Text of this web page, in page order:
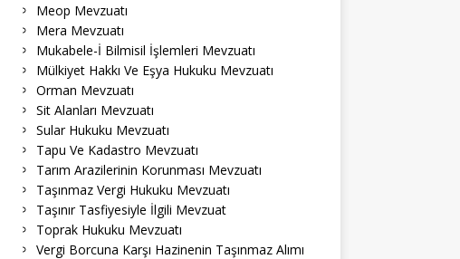
Meop Mevzuatı
Mera Mevzuatı
Mukabele-İ Bilmisil İşlemleri Mevzuatı
Mülkiyet Hakkı Ve Eşya Hukuku Mevzuatı
Orman Mevzuatı
Sit Alanları Mevzuatı
Sular Hukuku Mevzuatı
Tapu Ve Kadastro Mevzuatı
Tarım Arazilerinin Korunması Mevzuatı
Taşınmaz Vergi Hukuku Mevzuatı
Taşınır Tasfiyesiyle İlgili Mevzuat
Toprak Hukuku Mevzuatı
Vergi Borcuna Karşı Hazinenin Taşınmaz Alımı